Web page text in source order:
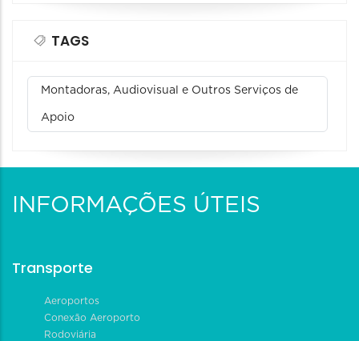
TAGS
Montadoras, Audiovisual e Outros Serviços de
Apoio
INFORMAÇÕES ÚTEIS
Transporte
Aeroportos
Conexão Aeroporto
Rodoviária